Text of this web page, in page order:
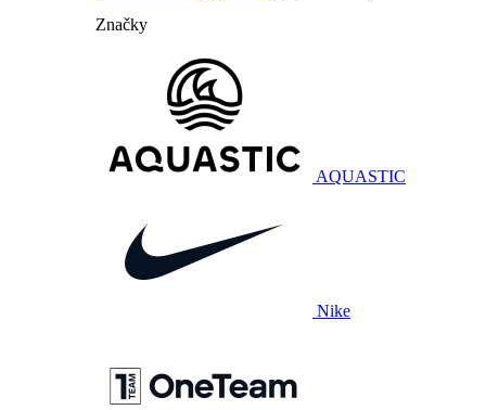
Značky
AQUASTIC
Nike